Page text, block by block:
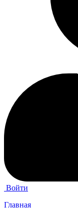
Войти
Главная